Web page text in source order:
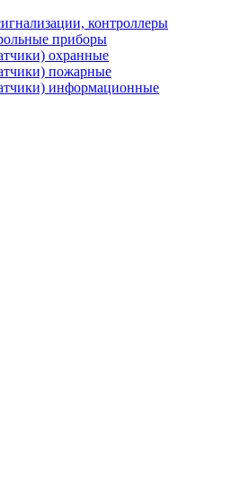
контроллеры
приборы
охранные
пожарные
информационные